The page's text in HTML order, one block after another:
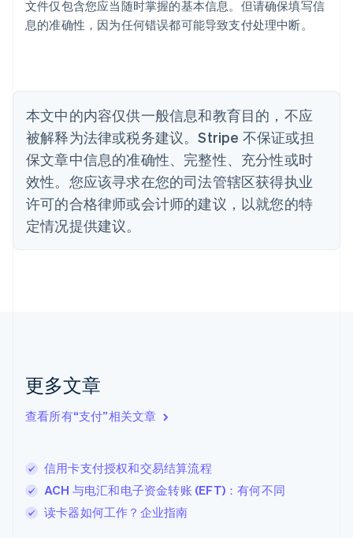
文件仅包含您应当随时掌握的基本信息。但请确保填写信
息的准确性，因为任何错误都可能导致支付处理中断。
本文中的内容仅供一般信息和教育目的，不应
被解释为法律或税务建议。Stripe 不保证或担
保文章中信息的准确性、完整性、充分性或时
效性。您应该寻求在您的司法管辖区获得执业
许可的合格律师或会计师的建议，以就您的特
定情况提供建议。
更多文章
查看所有“支付”相关文章
信用卡支付授权和交易结算流程
ACH 与电汇和电子资金转账 (EFT)：有何不同
读卡器如何工作？企业指南
保加利亚
English
丹麦
德国
DeutschEnglish
法国
FrançaisEnglish
芬兰
EnglishSvenska
English
English
卢森堡
罗马尼亚
English